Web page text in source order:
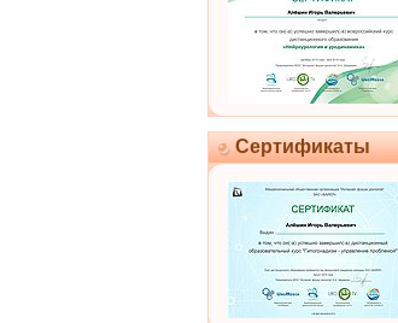
Сертификаты